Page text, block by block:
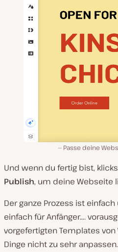
Passe deine
Und wenn du fertig bist,
Publish, um deine Webseite
Der ganze Prozess ist
einfach für Anfänger….
vorgefertigten Templates
Dinge nicht zu sehr anpassen.